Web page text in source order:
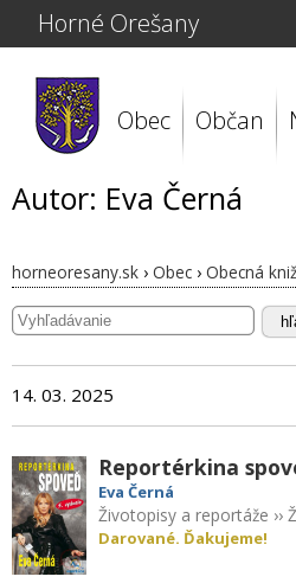
Horné Orešany
Obec Občan
Autor: Eva Černá
horneoresany.sk › Obec › Obecná
14. 03. 2025
Reportérkina
Eva Černá
Životopisy a reportáže ››
Darované. Ďakujeme!